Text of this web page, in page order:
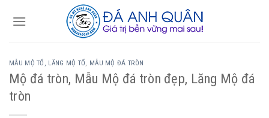
MẪU MỘ TỔ, LĂNG MỘ TỔ, MẪU MỘ ĐÁ TRÒN
Mộ đá tròn, Mẫu Mộ đá tròn đẹp, Lăng Mộ đá
tròn